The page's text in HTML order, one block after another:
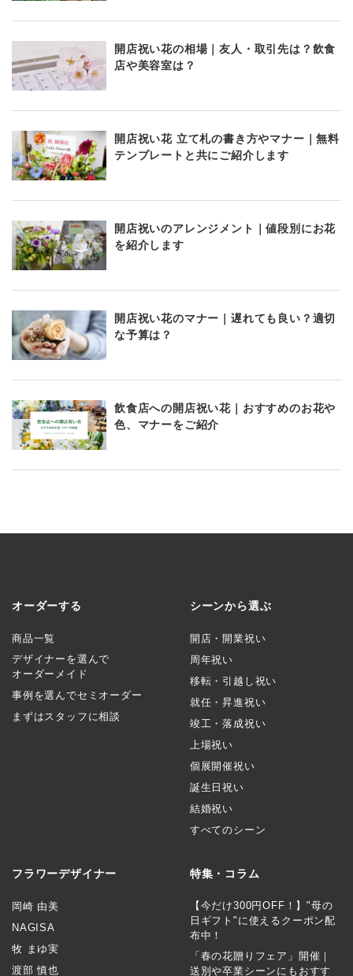
開店祝い花の相場｜友人・取引先は？飲食
店や美容室は？
開店祝い花 立て札の書き方やマナー｜無料
テンプレートと共にご紹介します
開店祝いのアレンジメント｜値段別にお花
を紹介します
開店祝い花のマナー｜遅れても良い？適切
な予算は？
飲食店への開店祝い花｜おすすめのお花や
色、マナーをご紹介
オーダーする
商品一覧
デザイナーを選んで
オーダーメイド
事例を選んでセミオーダー
まずはスタッフに相談
シーンから選ぶ
開店・開業祝い
周年祝い
移転・引越し祝い
就任・昇進祝い
竣工・落成祝い
上場祝い
個展開催祝い
誕生日祝い
結婚祝い
すべてのシーン
フラワーデザイナー
岡崎 由美
NAGISA
牧 まゆ実
渡部 慎也
特集・コラム
【今だけ300円OFF！】"母の
日ギフト"に使えるクーポン配
布中！
「春の花贈りフェア」開催｜
送別や卒業シーンにもおすす